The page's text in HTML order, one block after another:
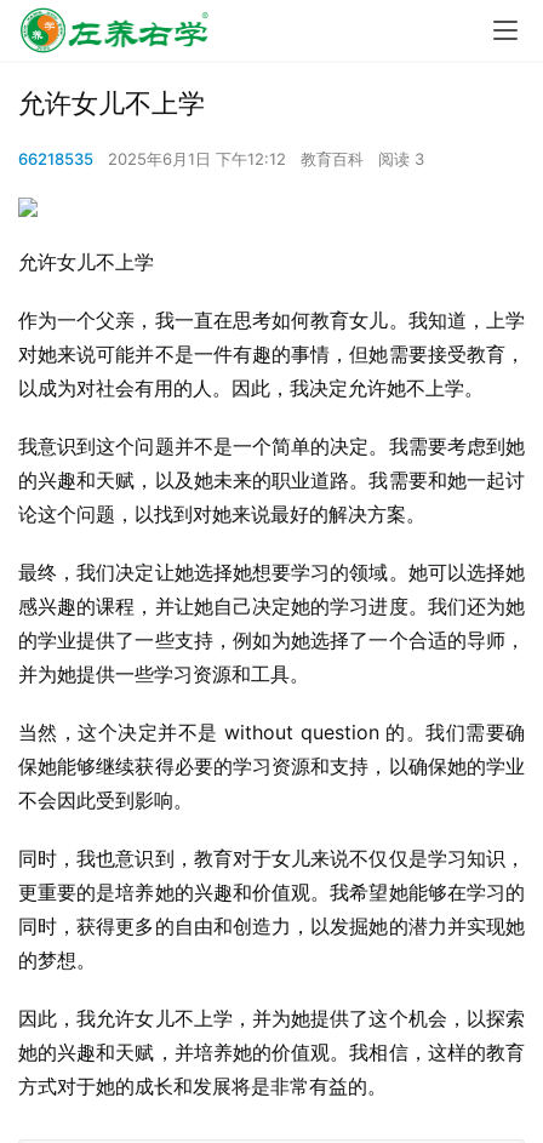
允许女儿不上学
66218535 2025年6月1日 下午12:12 教育百科 阅读 3
允许女儿不上学
作为一个父亲，我一直在思考如何教育女儿。我知道，上学
对她来说可能并不是一件有趣的事情，但她需要接受教育，
以成为对社会有用的人。因此，我决定允许她不上学。
我意识到这个问题并不是一个简单的决定。我需要考虑到她
的兴趣和天赋，以及她未来的职业道路。我需要和她一起讨
论这个问题，以找到对她来说最好的解决方案。
最终，我们决定让她选择她想要学习的领域。她可以选择她
感兴趣的课程，并让她自己决定她的学习进度。我们还为她
的学业提供了一些支持，例如为她选择了一个合适的导师，
并为她提供一些学习资源和工具。
当然，这个决定并不是 without question 的。我们需要确
保她能够继续获得必要的学习资源和支持，以确保她的学业
不会因此受到影响。
同时，我也意识到，教育对于女儿来说不仅仅是学习知识，
更重要的是培养她的兴趣和价值观。我希望她能够在学习的
同时，获得更多的自由和创造力，以发掘她的潜力并实现她
的梦想。
因此，我允许女儿不上学，并为她提供了这个机会，以探索
她的兴趣和天赋，并培养她的价值观。我相信，这样的教育
方式对于她的成长和发展将是非常有益的。